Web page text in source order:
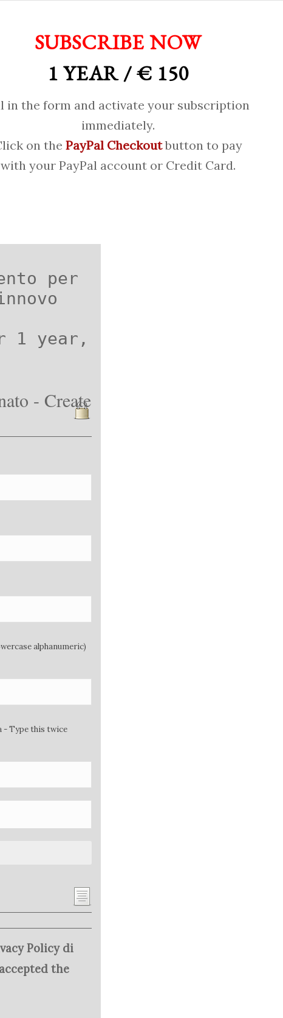
SUBSCRIBE NOW
1 YEAR / € 150
in the form and activate your subscription
immediately.
on the PayPal Checkoutbutton to pay
with your PayPal account or Credit Card.
per
1 year,
- Create
alphanumeric)
- Type this twice
Policy di
the